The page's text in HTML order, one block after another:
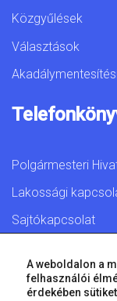
Közgyűlések
Választások
Polgármesteri
Lakossági
Sajtókapcsolat
A weboldalon a
felhasználói
érdekében